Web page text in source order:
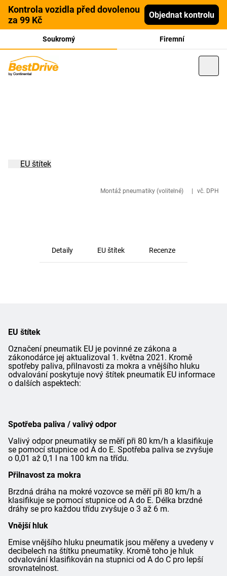
Kontrola vozidla před dovolenou
za 99 Kč
Objednat kontrolu
Soukromý Firemní
Montáž pneumatiky (volitelné) vč. DPH
EU štítek
Detaily EU štítek Recenze
EU štítek
Označení pneumatik EU je povinné ze zákona a
zákonodárce jej aktualizoval 1. května 2021. Kromě
spotřeby paliva, přilnavosti za mokra a vnějšího hluku
odvalování poskytuje nový štítek pneumatik EU informace
o dalších aspektech:
Spotřeba paliva / valivý odpor
Valivý odpor pneumatiky se měří při 80 km/h a klasifikuje
se pomocí stupnice od A do E. Spotřeba paliva se zvyšuje
o 0,01 až 0,1 l na 100 km na třídu.
Přilnavost za mokra
Brzdná dráha na mokré vozovce se měří při 80 km/h a
klasifikuje se pomocí stupnice od A do E. Délka brzdné
dráhy se pro každou třídu zvyšuje o 3 až 6 m.
Vnější hluk
Emise vnějšího hluku pneumatik jsou měřeny a uvedeny v
decibelech na štítku pneumatiky. Kromě toho je hluk
odvalování klasifikován na stupnici od A do C pro lepší
srovnatelnost.